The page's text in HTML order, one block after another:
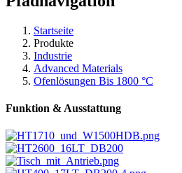
Startseite
Produkte
Industrie
Advanced Materials
Ofenlösungen Bis 1800 °C
Funktion & Ausstattung